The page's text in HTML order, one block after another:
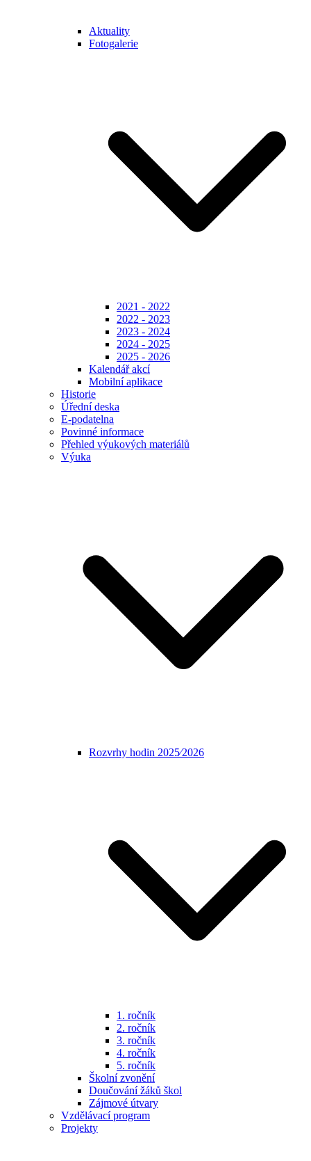
Aktuality
Fotogalerie
2021 - 2022
2022 - 2023
2023 - 2024
2024 - 2025
2025 - 2026
Kalendář akcí
Mobilní aplikace
Historie
Úřední deska
E-podatelna
Povinné informace
Přehled výukových materiálů
Výuka
Rozvrhy hodin 2025⁄2026
1. ročník
2. ročník
3. ročník
4. ročník
5. ročník
Školní zvonění
Doučování žáků škol
Zájmové útvary
Vzdělávací program
Projekty